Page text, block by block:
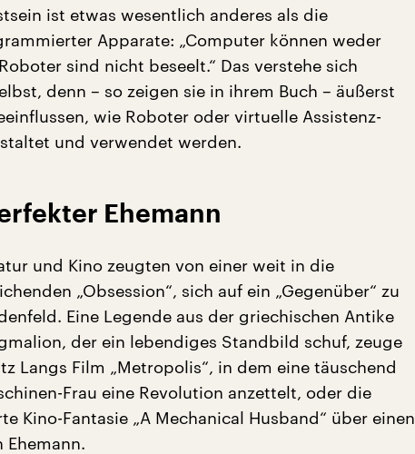
ist etwas wesentlich anderes als die
Apparate: „Computer können weder
sind nicht beseelt.“ Das verstehe sich
denn – so zeigen sie in ihrem Buch – äußerst
wie Roboter oder virtuelle Assistenz-
und verwendet werden.
Ehemann
und Kino zeugten von einer weit in die
„Obsession“, sich auf ein „Gegenüber“ zu
Eine Legende aus der griechischen Antike
der ein lebendiges Standbild schuf, zeuge
Langs Film „Metropolis“, in dem eine täuschend
Frau eine Revolution anzettelt, oder die
Kino-Fantasie „A Mechanical Husband“ über einen
Ehemann.